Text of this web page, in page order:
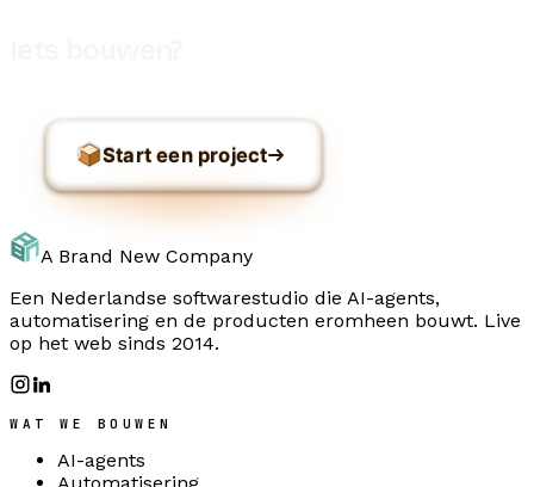
Start een project
A Brand New Company
Een Nederlandse softwarestudio die AI-agents,
automatisering en de producten eromheen bouwt. Live
op het web sinds 2014.
WAT WE BOUWEN
AI-agents
Automatisering